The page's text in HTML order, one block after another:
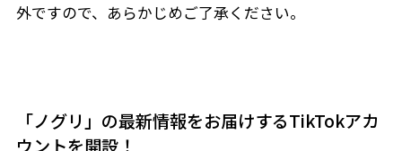
外ですので、あらかじめご了承ください。
「ノグリ」の最新情報をお届けするTikTokアカ
ウントを開設！